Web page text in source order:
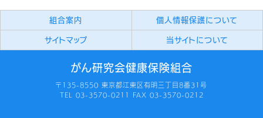
組合案内 個人情報保護について
サイトマップ 当サイトについて
がん研究会健康保険組合
〒135-8550 東京都江東区有明三丁目8番31号
TEL 03-3570-0211 FAX 03-3570-0212